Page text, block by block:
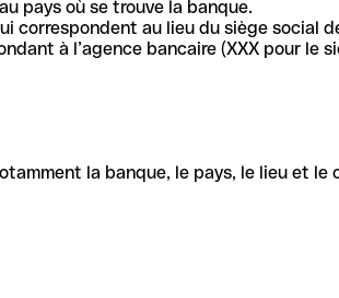
pays où se trouve la banque.
correspondent au lieu du siège social
à l’agence bancaire (XXX pour le
la banque, le pays, le lieu et le